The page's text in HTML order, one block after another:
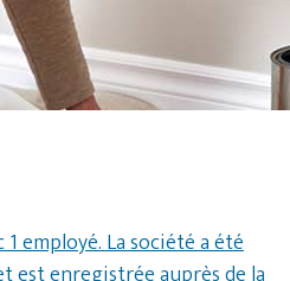
employé. La société a été